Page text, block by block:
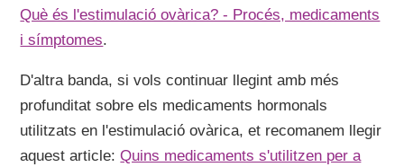
Què és l'estimulació ovàrica? - Procés, medicaments
i símptomes.
D'altra banda, si vols continuar llegint amb més
profunditat sobre els medicaments hormonals
utilitzats en l'estimulació ovàrica, et recomanem llegir
aquest article:Quins medicaments s'utilitzen per a